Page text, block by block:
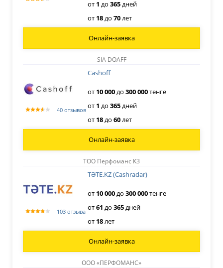
от 1 до 365дней
от 18до 70лет
SIA DOAFF
Онлайн-заявка
40 отзывов
Cashoff
от 10000до 300000тенге
от 1 до 365дней
от 18до 60лет
ТОО Перфоманс КЗ
Онлайн-заявка
103 отзыва
ТӘТЕ.KZ (Cashradar)
от 10000до 300000тенге
от61 до 365дней
от 18лет
ООО «ПЕРФОМАНС»
Онлайн-заявка